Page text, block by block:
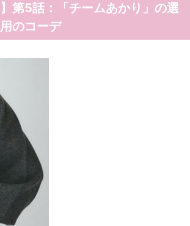
第5話：「チームあかり」の選
のコーデ